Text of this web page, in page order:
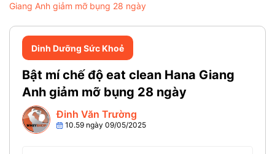
Giang Anh giảm mỡ bụng 28 ngày
Dinh Dưỡng Sức Khoẻ
Bật mí chế độ eat clean Hana Giang
Anh giảm mỡ bụng 28 ngày
Đinh Văn Trường
10.59 ngày 09/05/2025